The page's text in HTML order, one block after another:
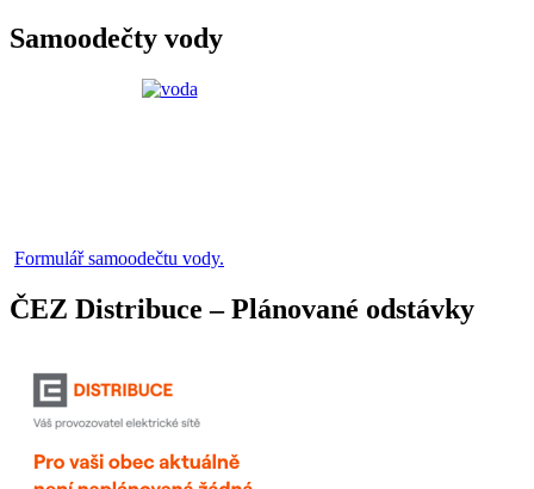
Samoodečty vody
Formulář samoodečtu vody.
ČEZ Distribuce – Plánované odstávky